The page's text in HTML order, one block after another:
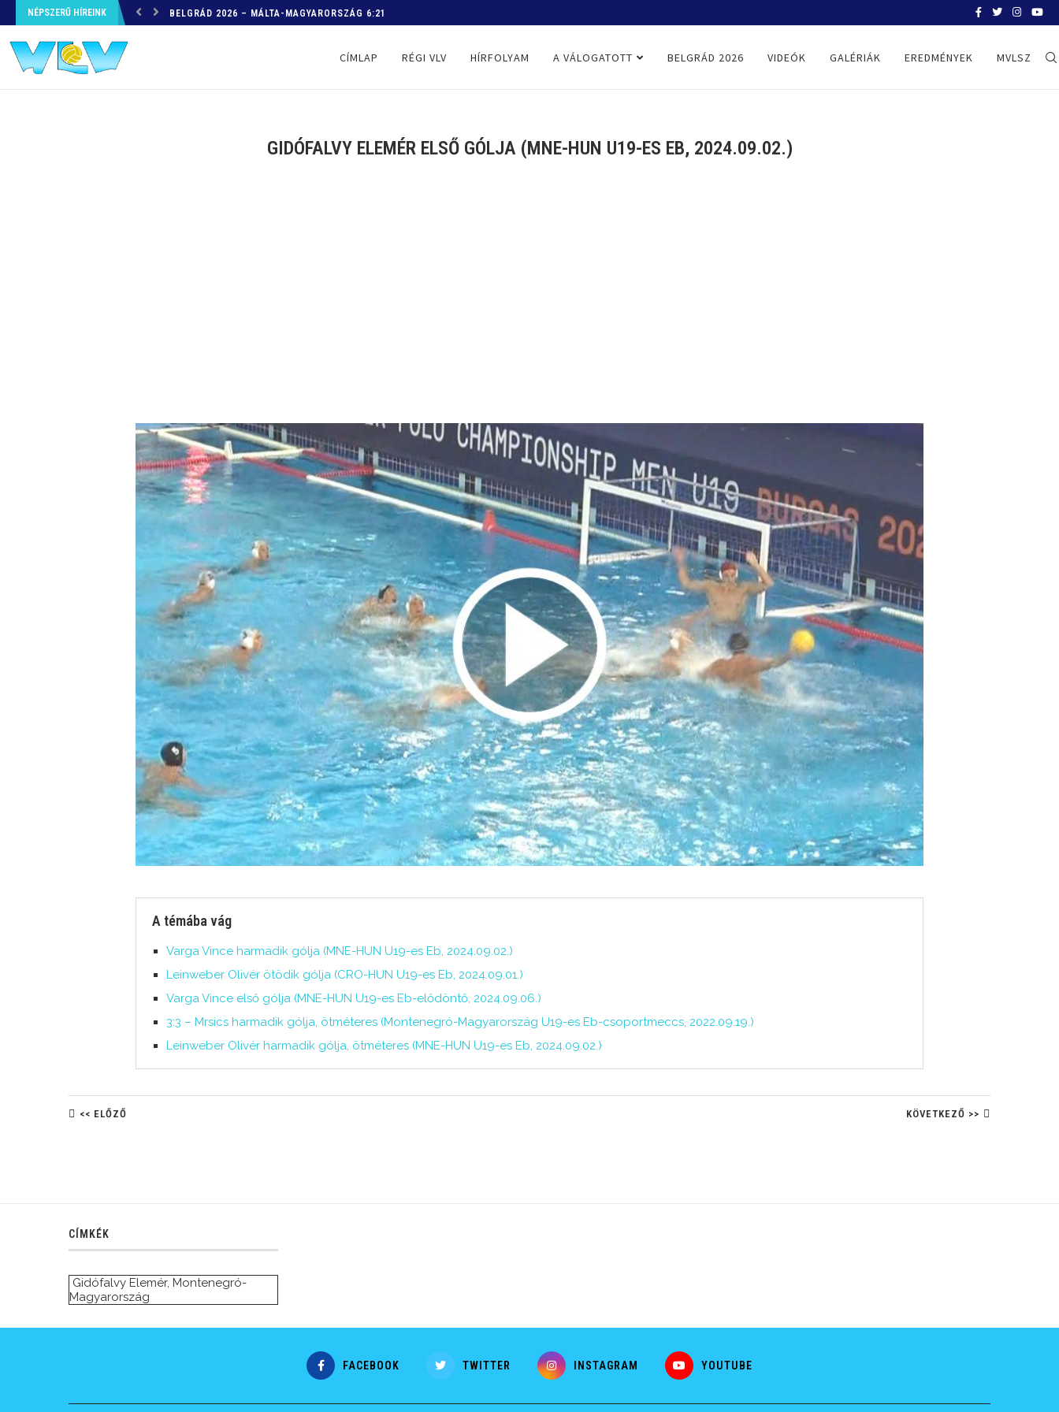
NÉPSZERŰ HÍREINK HELYZETKÉP AZ EB-RŐL – A TOVÁBBI PROGRAM
CÍMLAP RÉGI VLV HÍRFOLYAM A VÁLOGATOTT BELGRÁD 2026 VIDEÓK GALÉRIÁK EREDMÉNYEK MVLSZ
GIDÓFALVY ELEMÉR ELSŐ GÓLJA (MNE-HUN U19-ES EB, 2024.09.02.)
A témába vág
Varga Vince harmadik gólja (MNE-HUN U19-es Eb, 2024.09.02.)
Leinweber Olivér ötödik gólja (CRO-HUN U19-es Eb, 2024.09.01.)
Varga Vince első gólja (MNE-HUN U19-es Eb-elődöntő, 2024.09.06.)
3:3 – Mrsics harmadik gólja, ötméteres (Montenegró-Magyarország U19-es Eb-csoportmeccs, 2022.09.19.)
Leinweber Olivér harmadik gólja, ötméteres (MNE-HUN U19-es Eb, 2024.09.02.)
<< ELŐZŐ KÖVETKEZŐ >>
CÍMKÉK
Gidófalvy Elemér, Montenegró-
Magyarország
FACEBOOK TWITTER INSTAGRAM YOUTUBE